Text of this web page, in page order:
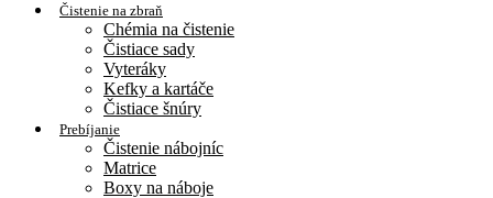
Čistenie na zbraň
Chémia na čistenie
Čistiace sady
Vyteráky
Kefky a kartáče
Čistiace šnúry
Prebíjanie
Čistenie nábojníc
Matrice
Boxy na náboje